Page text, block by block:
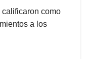
como
a los